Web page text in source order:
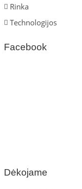
Rinka
Technologijos
Facebook
Dėkojame